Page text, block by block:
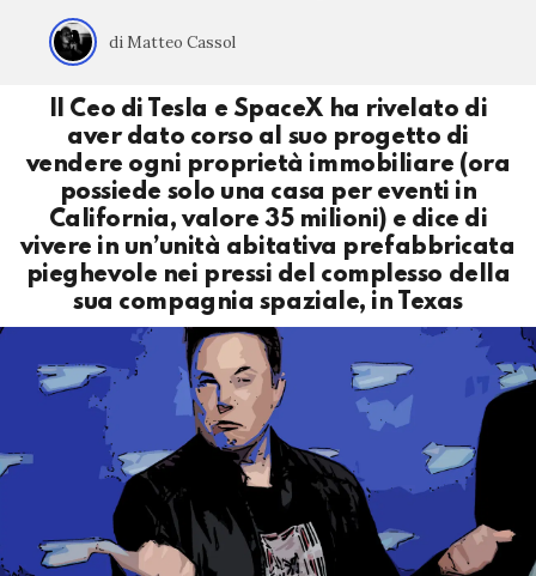
di Matteo Cassol
Il Ceo di Tesla e SpaceX ha rivelato di
aver dato corso al suo progetto di
vendere ogni proprietà immobiliare (ora
possiede solo una casa per eventi in
California, valore 35 milioni) e dice di
vivere in un’unità abitativa prefabbricata
pieghevole nei pressi del complesso della
sua compagnia spaziale, in Texas